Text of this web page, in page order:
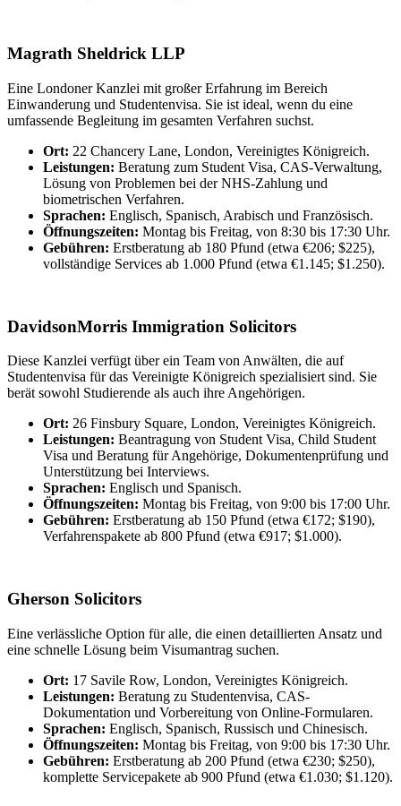
Magrath Sheldrick LLP
Eine Londoner Kanzlei mit großer Erfahrung im Bereich
Einwanderung und Studentenvisa. Sie ist ideal, wenn du eine
umfassende Begleitung im gesamten Verfahren suchst.
Ort: 22 Chancery Lane, London, Vereinigtes Königreich.
Leistungen: Beratung zum Student Visa, CAS-Verwaltung,
Lösung von Problemen bei der NHS-Zahlung und
biometrischen Verfahren.
Sprachen: Englisch, Spanisch, Arabisch und Französisch.
Öffnungszeiten: Montag bis Freitag, von 8:30 bis 17:30 Uhr.
Gebühren: Erstberatung ab 180 Pfund (etwa €206; $225),
vollständige Services ab 1.000 Pfund (etwa €1.145; $1.250).
DavidsonMorris Immigration Solicitors
Diese Kanzlei verfügt über ein Team von Anwälten, die auf
Studentenvisa für das Vereinigte Königreich spezialisiert sind. Sie
berät sowohl Studierende als auch ihre Angehörigen.
Ort: 26 Finsbury Square, London, Vereinigtes Königreich.
Leistungen: Beantragung von Student Visa, Child Student
Visa und Beratung für Angehörige, Dokumentenprüfung und
Unterstützung bei Interviews.
Sprachen: Englisch und Spanisch.
Öffnungszeiten: Montag bis Freitag, von 9:00 bis 17:00 Uhr.
Gebühren: Erstberatung ab 150 Pfund (etwa €172; $190),
Verfahrenspakete ab 800 Pfund (etwa €917; $1.000).
Gherson Solicitors
Eine verlässliche Option für alle, die einen detaillierten Ansatz und
eine schnelle Lösung beim Visumantrag suchen.
Ort: 17 Savile Row, London, Vereinigtes Königreich.
Leistungen: Beratung zu Studentenvisa, CAS-
Dokumentation und Vorbereitung von Online-Formularen.
Sprachen: Englisch, Spanisch, Russisch und Chinesisch.
Öffnungszeiten: Montag bis Freitag, von 9:00 bis 17:30 Uhr.
Gebühren: Erstberatung ab 200 Pfund (etwa €230; $250),
komplette Servicepakete ab 900 Pfund (etwa €1.030; $1.120).